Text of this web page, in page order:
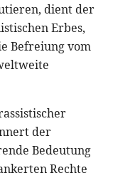
dient der
Erbes,
Befreiung vom
der
Bedeutung
Rechte